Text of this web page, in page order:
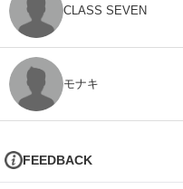
CLASS SEVEN
モナキ
FEEDBACK